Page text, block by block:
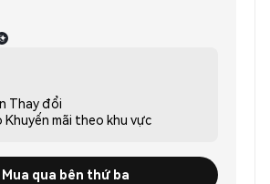
Thay đổi
Khuyến mãi theo khu vực
Mua qua bên thứ ba